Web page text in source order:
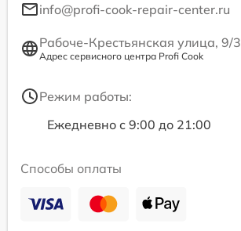
info@profi-cook-repair-center.ru
Рабоче-Крестьянская улица, 9/3
Адрес сервисного центра Profi Cook
Режим работы:
Ежедневно с 9:00 до 21:00
Способы оплаты